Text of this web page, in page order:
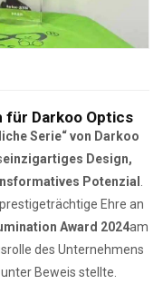
für Darkoo Optics
Serie“ von Darkoo
einzigartiges Design,
Potenzial
Ehre an
Award 2024am
des Unternehmens
Beweis stellte.